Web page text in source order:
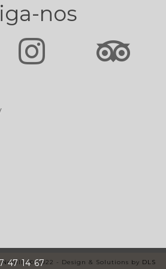
47 14 67
nos
Neuilly © 2022 - Design & Solutions by DLS